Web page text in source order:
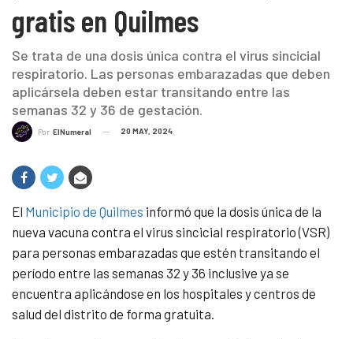
gratis en Quilmes
Se trata de una dosis única contra el virus sincicial
respiratorio. Las personas embarazadas que deben
aplicársela deben estar transitando entre las
semanas 32 y 36 de gestación.
Por ElNumeral 20 MAY, 2024
El Municipio de Quilmes informó que la dosis única de la
nueva vacuna contra el virus sincicial respiratorio (VSR)
para personas embarazadas que estén transitando el
período entre las semanas 32 y 36 inclusive ya se
encuentra aplicándose en los hospitales y centros de
salud del distrito de forma gratuita.